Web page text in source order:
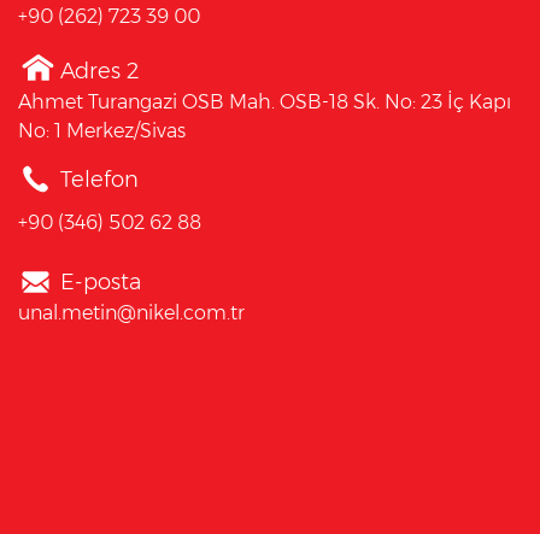
+90 (262) 723 39 00
Adres 2
Ahmet Turangazi OSB Mah. OSB-18 Sk. No: 23 İç Kapı
No: 1 Merkez/Sivas
Telefon
+90 (346) 502 62 88
E-posta
unal.metin@nikel.com.tr